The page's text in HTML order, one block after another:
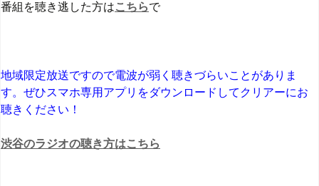
番組を聴き逃した方はこちらで
地域限定放送ですので電波が弱く聴きづらいことがありま
す。ぜひスマホ専用アプリをダウンロードしてクリアーにお
聴きください！
渋谷のラジオの聴き方はこちら